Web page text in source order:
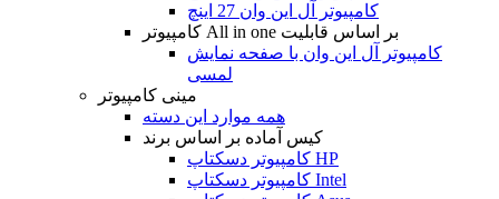
کامپیوتر آل این وان 27 اینچ
کامپیوتر All in one بر اساس قابلیت
کامپیوتر آل این وان با صفحه نمایش
لمسی
مینی کامپیوتر
همه موارد این دسته
کیس آماده بر اساس برند
کامپیوتر دسکتاپ HP
کامپیوتر دسکتاپ Intel